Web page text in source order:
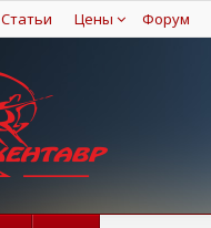
Статьи Цены Форум